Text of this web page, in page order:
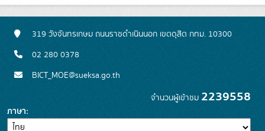
319 วังจันทรเกษม ถนนราชดำเนินนอก เขตดุสิต กทม. 10300
02 280 0378
BICT_MOE@sueksa.go.th
จำนวนผู้เข้าชม 2239558
ภาษา